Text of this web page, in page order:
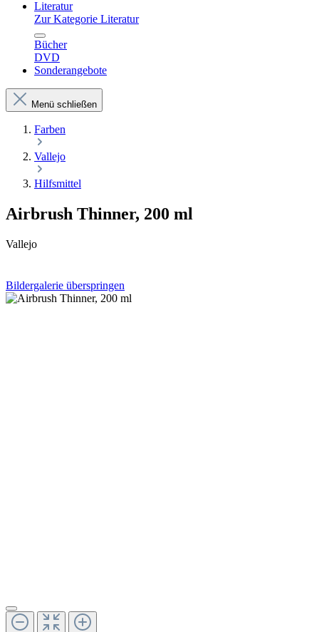
Literatur
Zur Kategorie Literatur
Bücher
DVD
Sonderangebote
Menü schließen
Farben
Vallejo
Hilfsmittel
Airbrush Thinner, 200 ml
Vallejo
Bildergalerie überspringen